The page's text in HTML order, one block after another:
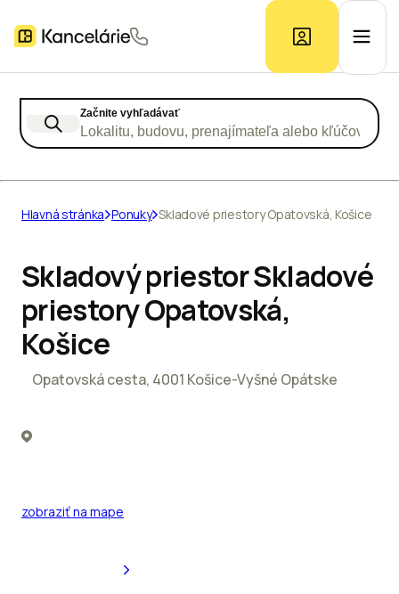
Prieskum trhu
Začnite vyhľadávať
Lokalitu, budovu, prenajímateľa alebo kľúčové
Hlavná stránka Ponuky Skladové priestory Opatovská, Košice
Skladový priestor Skladové
priestory Opatovská,
Košice
Opatovská cesta, 4001 Košice-Vyšné Opátske
zobraziť na mape